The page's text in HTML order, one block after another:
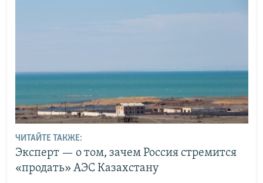
ЧИТАЙТЕ ТАКЖЕ:
Эксперт — о том, зачем Россия стремится
«продать» АЭС Казахстану